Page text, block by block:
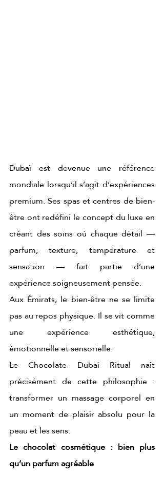
Dubaï est devenue une référence
mondiale lorsqu’il s’agit d’expériences
premium. Ses spas et centres de bien-
être ont redéfini le concept du luxe en
créant des soins où chaque détail —
parfum, texture, température et
sensation — fait partie d’une
expérience soigneusement pensée.
Aux Émirats, le bien-être ne se limite
pas au repos physique. Il se vit comme
une expérience esthétique,
émotionnelle et sensorielle.
Le Chocolate Dubai Ritual naît
précisément de cette philosophie :
transformer un massage corporel en
un moment de plaisir absolu pour la
peau et les sens.
Le chocolat cosmétique : bien plus
qu’un parfum agréable